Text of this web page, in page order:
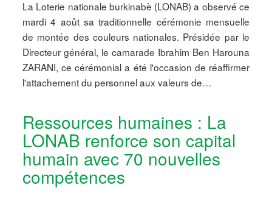
La Loterie nationale burkinabè (LONAB) a observé ce
mardi 4 août sa traditionnelle cérémonie mensuelle
de montée des couleurs nationales. Présidée par le
Directeur général, le camarade Ibrahim Ben Harouna
ZARANI, ce cérémonial a été l'occasion de réaffirmer
l'attachement du personnel aux valeurs de…
Ressources humaines : La
LONAB renforce son capital
humain avec 70 nouvelles
compétences